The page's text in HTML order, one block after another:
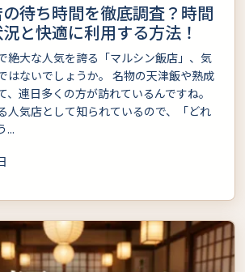
待ち時間を徹底調査？時間
と快適に利用する方法！
絶大な人気を誇る「マルシン飯店」、気
はないでしょうか。 名物の天津飯や熟成
、連日多くの方が訪れているんですね。
人気店として知られているので、「どれ
...